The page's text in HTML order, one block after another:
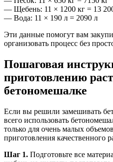
— Щебень: 11 × 1200 кг = 13
— Вода: 11 × 190 л = 2090 л
Эти данные помогут вам
организовать процесс без
Пошаговая
приготовлению
бетономешалке
Если вы решили замешивать
всего использовать
только для очень малых
приготовления качественного
Шаг 1. Подготовьте все